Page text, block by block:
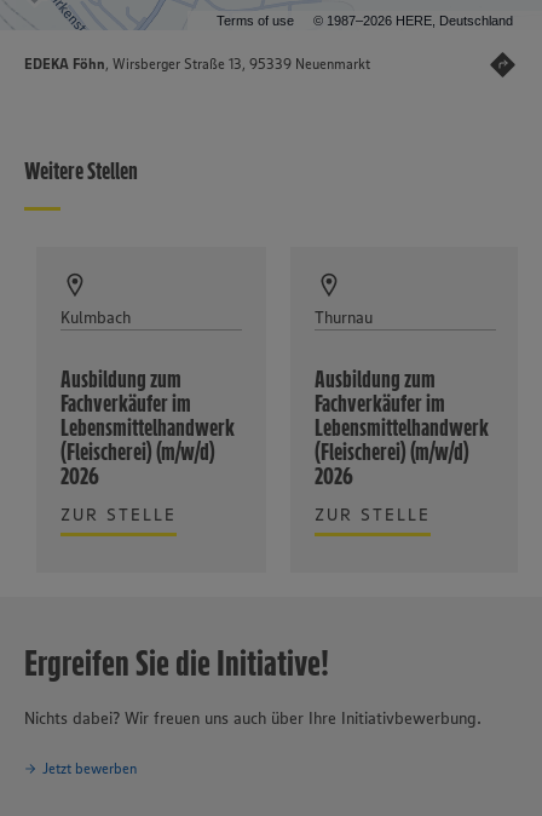
Terms of use © 1987–2026 HERE, Deutschland
EDEKA Föhn, Wirsberger Straße 13, 95339 Neuenmarkt
Weitere Stellen
Kulmbach
Ausbildung zum
Fachverkäufer im
Lebensmittelhandwerk
(Fleischerei) (m/w/d)
2026
ZUR STELLE
Thurnau
Ausbildung zum
Fachverkäufer im
Lebensmittelhandwerk
(Fleischerei) (m/w/d)
2026
ZUR STELLE
Ergreifen Sie die Initiative!
Nichts dabei? Wir freuen uns auch über Ihre Initiativbewerbung.
Jetzt bewerben